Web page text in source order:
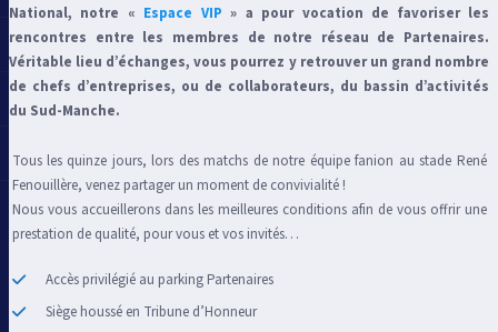
National, notre « Espace VIP » a pour vocation de favoriser les
rencontres entre les membres de notre réseau de Partenaires.
Véritable lieu d’échanges, vous pourrez y retrouver un grand nombre
de chefs d’entreprises, ou de collaborateurs, du bassin d’activités
du Sud-Manche.
Tous les quinze jours, lors des matchs de notre équipe fanion au stade René
Fenouillère, venez partager un moment de convivialité !
Nous vous accueillerons dans les meilleures conditions afin de vous offrir une
prestation de qualité, pour vous et vos invités…
Accès privilégié au parking Partenaires
Siège houssé en Tribune d’Honneur